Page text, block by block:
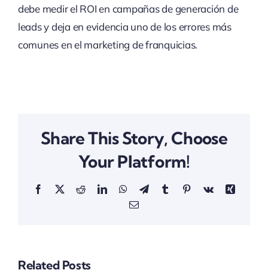
debe medir el ROI en campañas de generación de
leads y deja en evidencia uno de los errores más
comunes en el marketing de franquicias.
Share This Story, Choose
Your Platform!
Facebook
X RedditLinkedInWhatsApp
TelegramTumblrPinterestVk
Xing
Email
Related Posts